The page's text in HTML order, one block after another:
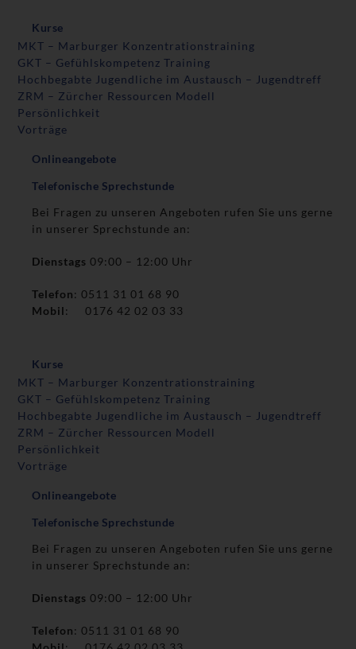
Kurse
MKT – Marburger Konzentrationstraining
GKT – Gefühlskompetenz Training
Hochbegabte Jugendliche im Austausch – Jugendtreff
ZRM – Zürcher Ressourcen Modell
Persönlichkeit
Vorträge
Onlineangebote
Telefonische Sprechstunde
Bei Fragen zu unseren Angeboten rufen Sie uns gerne
in unserer Sprechstunde an:
Dienstags09:00 – 12:00 Uhr
Telefon: 0511 31 01 68 90
Mobil: 0176 42 02 03 33
Kurse
MKT – Marburger Konzentrationstraining
GKT – Gefühlskompetenz Training
Hochbegabte Jugendliche im Austausch – Jugendtreff
ZRM – Zürcher Ressourcen Modell
Persönlichkeit
Vorträge
Onlineangebote
Telefonische Sprechstunde
Bei Fragen zu unseren Angeboten rufen Sie uns gerne
in unserer Sprechstunde an:
Dienstags09:00 – 12:00 Uhr
Telefon: 0511 31 01 68 90